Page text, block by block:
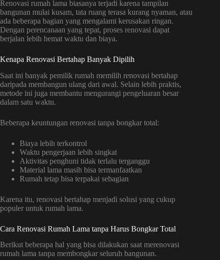
Renovasi rumah lama biasanya terjadi karena tampilan
bangunan mulai kusam, tata ruang terasa kurang nyaman, atau
ada beberapa bagian yang mengalami kerusakan ringan.
Dengan perencanaan yang tepat, proses renovasi dapat
berjalan lebih hemat waktu dan biaya.
Kenapa Renovasi Bertahap Banyak Dipilih
Saat ini banyak pemilik rumah memilih renovasi bertahap
daripada membangun ulang dari awal. Selain lebih praktis,
metode ini juga membantu mengurangi pengeluaran besar
dalam satu waktu.
Beberapa keuntungan renovasi tanpa bongkar total:
Biaya lebih terkontrol
Waktu pengerjaan lebih singkat
Aktivitas penghuni tidak terlalu terganggu
Material lama masih bisa termanfaatkan
Rumah tetap bisa terpakai sebagian
Karena itu, renovasi bertahap menjadi solusi yang cukup
populer untuk rumah lama.
Cara Renovasi Rumah Lama tanpa Harus Bongkar Total
Berikut beberapa hal yang bisa dilakukan saat merenovasi
rumah lama tanpa membongkar seluruh bangunan.